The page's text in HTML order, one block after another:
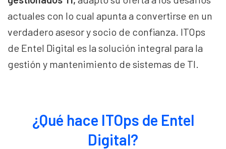
actuales con lo cual apunta a convertirse en un
verdadero asesor y socio de confianza. ITOps
de Entel Digital es la solución integral para la
gestión y mantenimiento de sistemas de TI.
¿Qué hace ITOps de Entel
Digital?